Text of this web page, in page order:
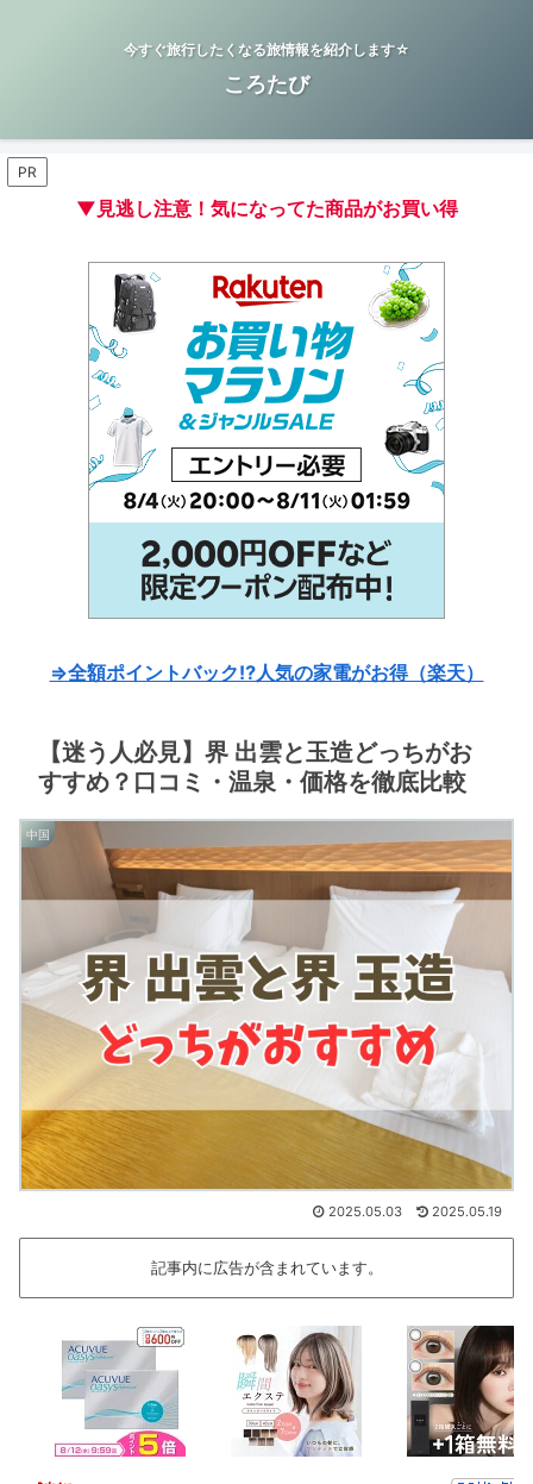
今すぐ旅行したくなる旅情報を紹介します☆
ころたび
PR
▼見逃し注意！気になってた商品がお買い得
⇒全額ポイントバック⁉人気の家電がお得（楽天）
【迷う人必見】界 出雲と玉造どっちがお
すすめ？口コミ・温泉・価格を徹底比較
中国
2025.05.03 2025.05.19
記事内に広告が含まれています。